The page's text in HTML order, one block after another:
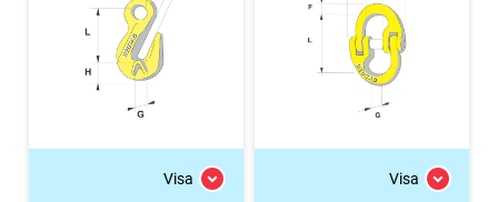
Visa Visa